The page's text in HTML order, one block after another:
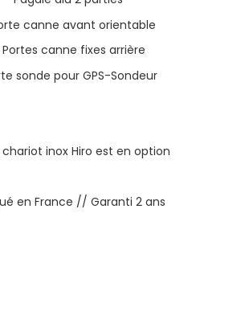
canne avant orientable
canne fixes arrière
sonde pour GPS-Sondeur
chariot inox Hiro est en option
en France // Garanti 2 ans